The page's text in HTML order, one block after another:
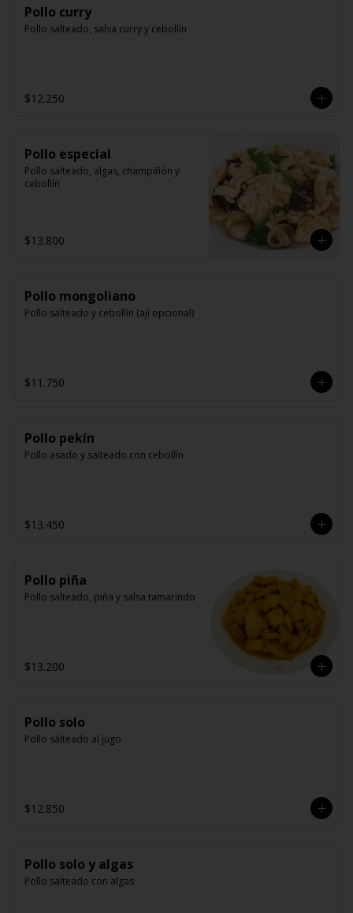
Pollo curry
Pollo salteado, salsa curry y cebollín
$12.250
Pollo especial
Pollo salteado, algas, champiñón y
cebollín
$13.800
Pollo mongoliano
Pollo salteado y cebollín (ají opcional)
$11.750
Pollo pekín
Pollo asado y salteado con cebollín
$13.450
Pollo piña
Pollo salteado, piña y salsa tamarindo
$13.200
Pollo solo
Pollo salteado al jugo
$12.850
Pollo solo y algas
Pollo salteado con algas